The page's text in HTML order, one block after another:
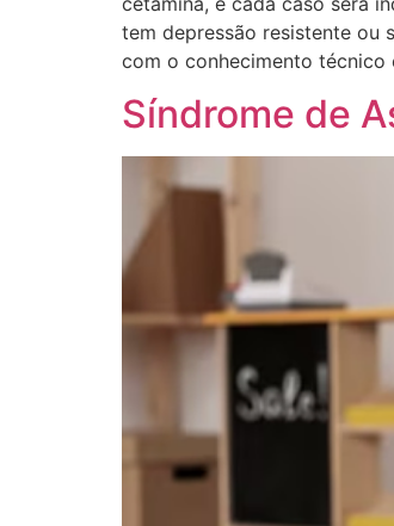
tem depressão resistente ou
com o conhecimento técnico
Síndrome de